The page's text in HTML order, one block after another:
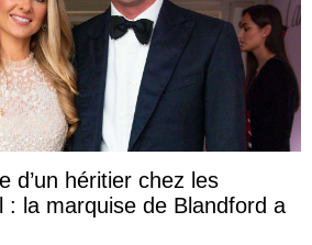
d’un héritier chez les
: la marquise de Blandford a